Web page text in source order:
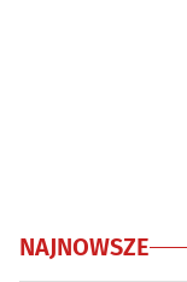
NAJNOWSZE